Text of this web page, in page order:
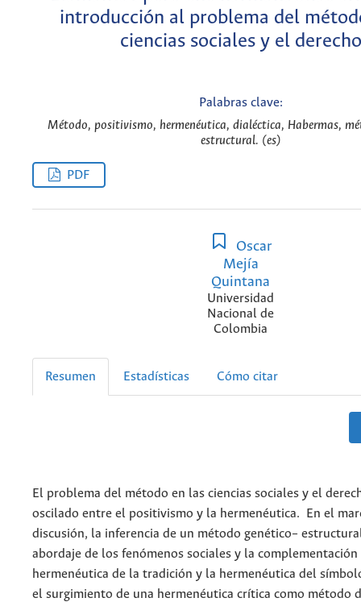
introducción al problema del
ciencias sociales y el derecho
Palabras clave:
Método, positivismo, hermenéutica, dialéctica, Habermas,
estructural. (es)
PDF
Oscar
Mejía
Quintana
Universidad
Nacional de
Colombia
Resumen Estadísticas Cómo citar
El problema del método en las ciencias sociales y el
oscilado entre el positivismo y la hermenéutica. En el
discusión, la inferencia de un método genético–
abordaje de los fenómenos sociales y la
hermenéutica de la tradición y la hermenéutica del
el surgimiento de una hermenéutica crítica como método